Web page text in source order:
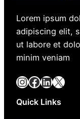
Lorem ipsum
adipiscing elit,
ut labore et
minim veniam
InstagramFacebook LinkedIn X
Quick Links